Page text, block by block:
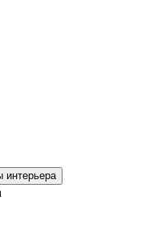
интерьера